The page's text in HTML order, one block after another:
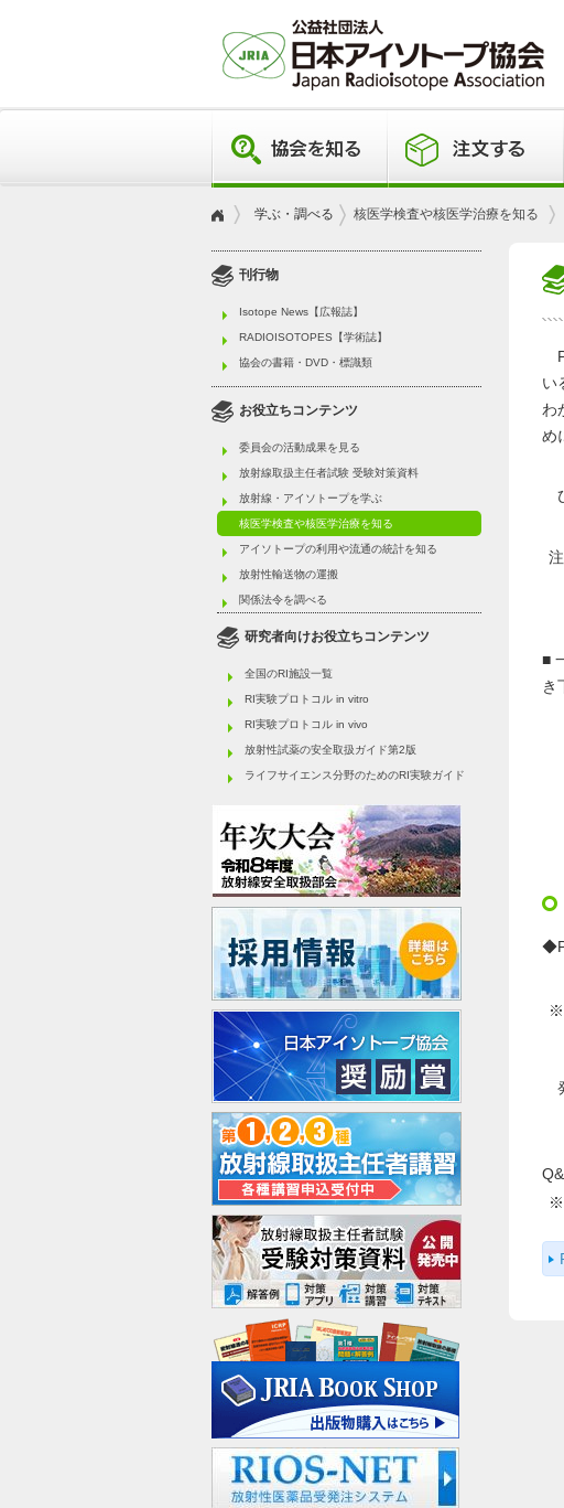
学ぶ・調べる 核医学検査や核医学治療を知る
い
わ
め
注
■
き
※
※
刊行物
Isotope News【広報誌】
RADIOISOTOPES【学術誌】
協会の書籍・DVD・標識類
お役立ちコンテンツ
委員会の活動成果を見る
放射線取扱主任者試験 受験対策資料
放射線・アイソトープを学ぶ
核医学検査や核医学治療を知る
アイソトープの利用や流通の統計を知る
放射性輸送物の運搬
関係法令を調べる
研究者向けお役立ちコンテンツ
全国のRI施設一覧
RI実験プロトコル in vitro
RI実験プロトコル in vivo
放射性試薬の安全取扱ガイド第2版
ライフサイエンス分野のためのRI実験ガイド